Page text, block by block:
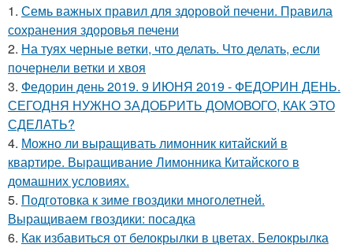
1. Семь важных правил для здоровой печени. Правила
сохранения здоровья печени
2. На туях черные ветки, что делать. Что делать, если
почернели ветки и хвоя
3. Федорин день 2019. 9 ИЮНЯ 2019 - ФЕДОРИН ДЕНЬ.
СЕГОДНЯ НУЖНО ЗАДОБРИТЬ ДОМОВОГО, КАК ЭТО
СДЕЛАТЬ?
4. Можно ли выращивать лимонник китайский в
квартире. Выращивание Лимонника Китайского в
домашних условиях.
5. Подготовка к зиме гвоздики многолетней.
Выращиваем гвоздики: посадка
6. Как избавиться от белокрылки в цветах. Белокрылка